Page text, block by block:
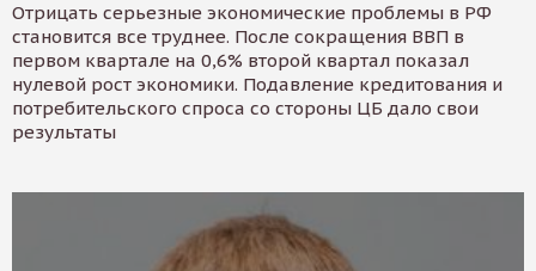
Отрицать серьезные экономические проблемы в РФ
становится все труднее. После сокращения ВВП в
первом квартале на 0,6% второй квартал показал
нулевой рост экономики. Подавление кредитования и
потребительского спроса со стороны ЦБ дало свои
результаты